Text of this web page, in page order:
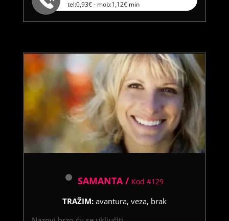
tel:0,93€ - mob:1,12€ min
SAMANTA / Kod #129
TRAŽIM: avantura, veza, brak